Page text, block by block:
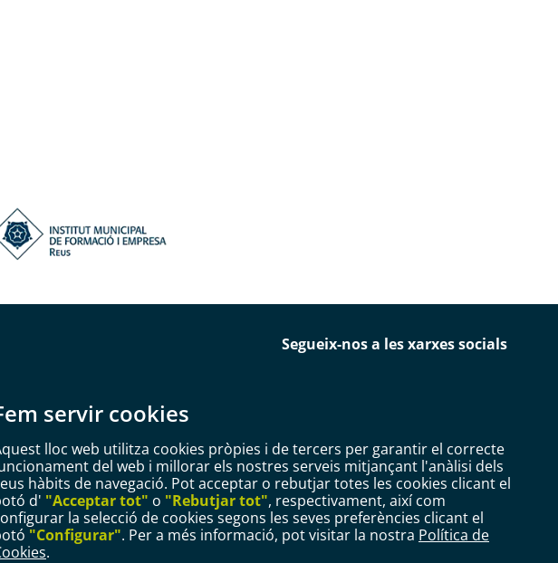
servir cookies
lloc web utilitza cookies pròpies i de tercers per garantir el correcte
del web i millorar els nostres serveis mitjançant l'anàlisi dels
hàbits de navegació. Pot acceptar o rebutjar totes les cookies clicant el
d' "Acceptar tot" o "Rebutjar tot", respectivament, així com
la selecció de cookies segons les seves preferències clicant el
"Configurar". Per a més informació, pot visitar la nostra Política de
.
Segueix-nos a les xarxes socials
Informació Bàsica RGPD Configurar Cookies